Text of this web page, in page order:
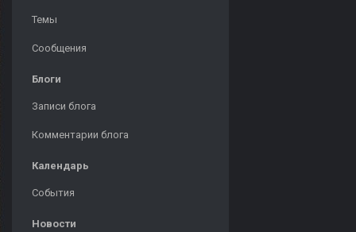
Темы
Сообщения
Блоги
Записи блога
Комментарии блога
Календарь
События
Новости